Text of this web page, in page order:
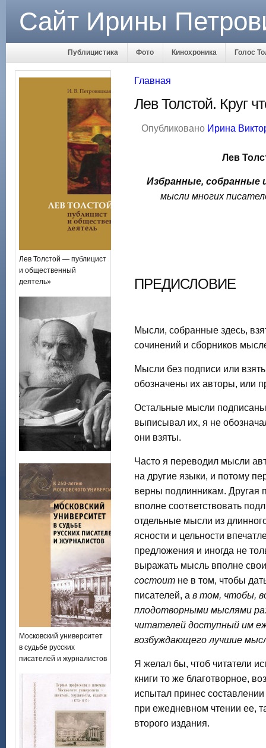
Сайт Ирины
Публицистика Фото Кинохроника Голос
Лев Толстой — публицист
и общественный
деятель»
Московский университет
в судьбе русских
писателей и журналистов
Главная
Лев Толстой. Круг
Опубликовано Ирина
Лев
Избранные, собранные
мысли многих
ПРЕДИСЛОВИЕ
Мысли, собранные здесь,
сочинений и сборников
Мысли без подписи или
обозначены их авторы, или
Остальные мысли
выписывал их, я не
они взяты.
Часто я переводил мысли
на другие языки, и потому
верны подлинникам. Другая
вполне соответствовать
отдельные мысли из
ясности и цельности
предложения и иногда не
выражать мысль вполне
состоитне в том, чтобы
писателей, а в том, чтобы,
плодотворными мыслями
читателей доступный им
возбуждающего лучшие
Я желал бы, чтоб читатели
книги то же благотворное,
испытал принес
при ежедневном чтении ее,
второго издания.